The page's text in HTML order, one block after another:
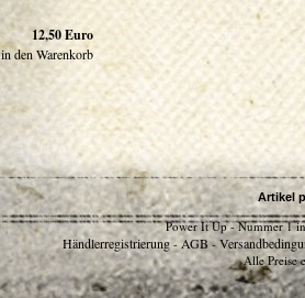
12,50Euro
in den Warenkorb
Artikel
Power It Up - Nummer 1
Händlerregistrierung - AGB -
Alle Preise